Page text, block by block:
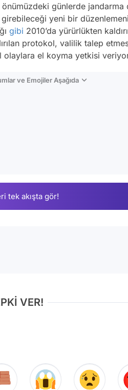
günlerde jandarma
yeni bir
gibi 2010’da yürürlükten
protokol, valilik talep
el koyma yetkisi
ve Emojiler Aşağıda
tek akışta gör!
VER!